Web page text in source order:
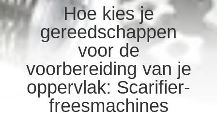
NEEM
CONTACT
MET
ONS
NIEUWS
Hoe kies je
gereedschappen
voor de
voorbereiding van je
oppervlak: Scarifier-
freesmachines